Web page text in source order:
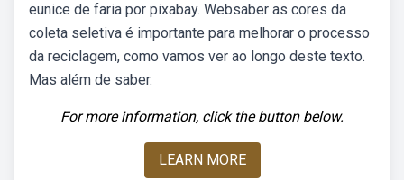
eunice de faria por pixabay. Websaber as cores da
coleta seletiva é importante para melhorar o processo
da reciclagem, como vamos ver ao longo deste texto.
Mas além de saber.
For more information, click the button below.
LEARN MORE